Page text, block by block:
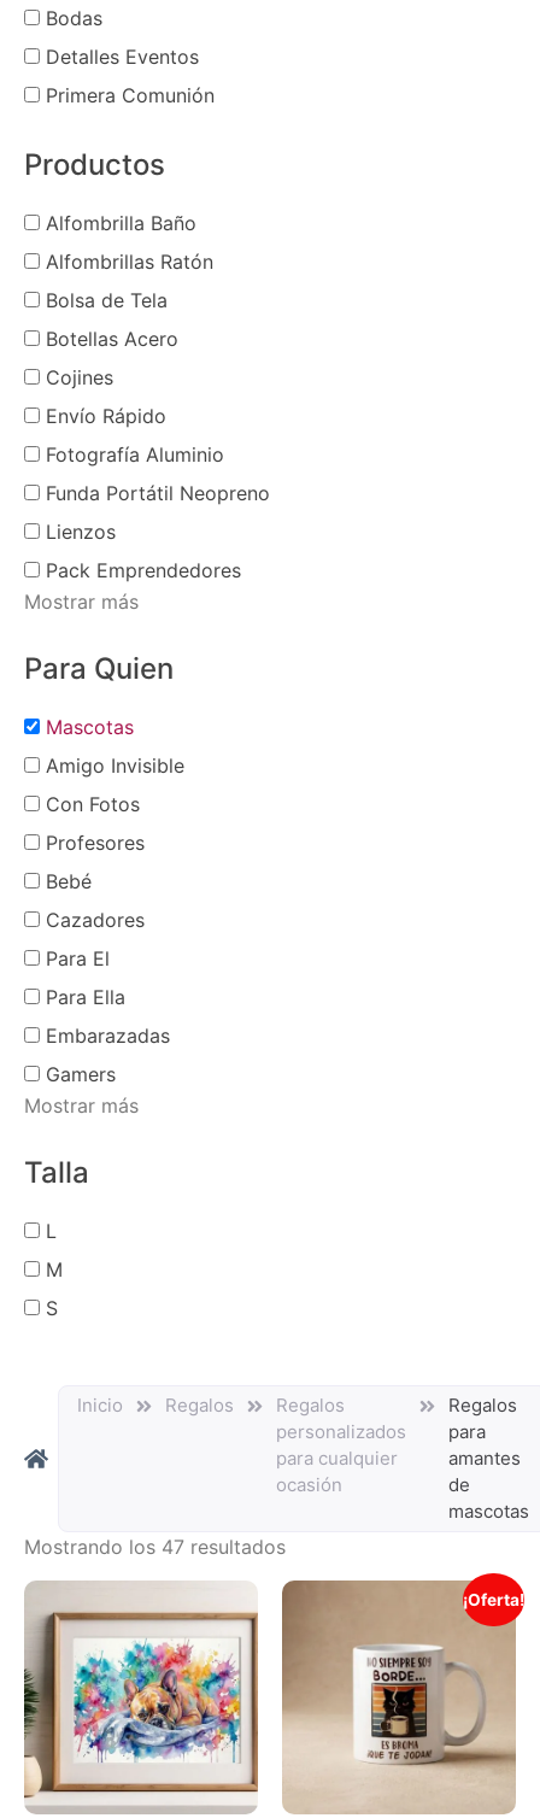
Bodas
Detalles Eventos
Primera Comunión
Productos
Alfombrilla Baño
Alfombrillas Ratón
Bolsa de Tela
Botellas Acero
Cojines
Envío Rápido
Fotografía Aluminio
Funda Portátil Neopreno
Lienzos
Pack Emprendedores
Mostrar más
Para Quien
Mascotas
Amigo Invisible
Con Fotos
Profesores
Bebé
Cazadores
Para El
Para Ella
Embarazadas
Gamers
Mostrar más
Talla
L
M
S
Inicio Regalos
Regalos
personalizados
para cualquier
ocasión
Regalos
para
amantes
de
mascotas
Mostrando los 47 resultados
¡Oferta!